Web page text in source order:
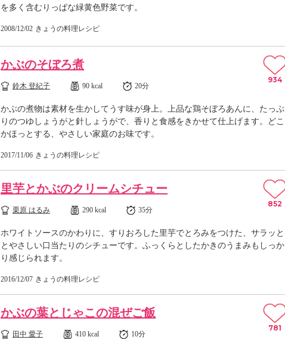
を多く含むりっぱな緑黄色野菜です。
2008/12/02 きょうの料理レシピ
かぶのそぼろ煮
鈴木 登紀子 90 kcal 20分
かぶの煮物は素材を生かしてうす味が身上。上品な鶏そぼろあんに、たっぷ
りのつゆしょうがと針しょうがで、香りと食感をきかせて仕上げます。どこ
かほっとする、やさしい家庭のお味です。
2017/11/06 きょうの料理レシピ
934
里芋とかぶのクリームシチュー
栗原 はるみ 290 kcal 35分
ホワイトソースのかわりに、すりおろした里芋でとろみをつけた、サラッと
とやさしい口当たりのシチューです。ふっくらとしたかきのうまみもしっか
り感じられます。
2016/12/07 きょうの料理レシピ
852
かぶの葉とじゃこの混ぜご飯
田中 愛子 410 kcal 10分
781